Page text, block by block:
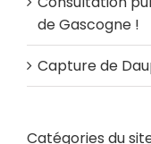
de Gascogne !
Capture de
Catégories du